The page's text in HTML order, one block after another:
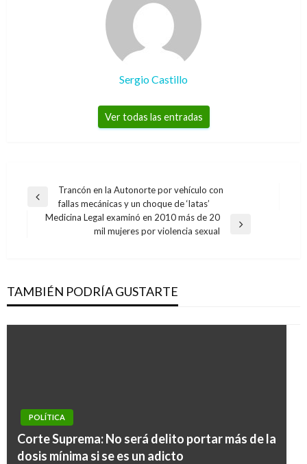
Sergio Castillo
Ver todas las entradas
Navegación
Entrada
anterior
Trancón en la Autonorte por vehículo con
fallas mecánicas y un choque de ‘latas’
Medicina Legal examinó en 2010 más de 20
mil mujeres por violencia sexual
TAMBIÉN PODRÍA GUSTARTE
POLÍTICA
Corte Suprema: No será delito portar más de la
dosis mínima si se es un adicto